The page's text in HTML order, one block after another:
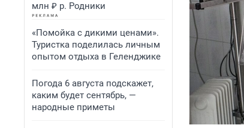
млн ₽ р. Родники
«Помойка с дикими ценами».
Туристка поделилась личным
опытом отдыха в Геленджике
Погода 6 августа подскажет,
каким будет сентябрь, —
народные приметы